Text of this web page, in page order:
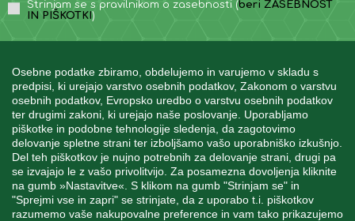
Osebne podatke zbiramo, obdelujemo in varujemo v skladu s
predpisi, ki urejajo varstvo osebnih podatkov, Zakonom o varstvu
osebnih podatkov, Evropsko uredbo o varstvu osebnih podatkov
ter drugimi zakoni, ki urejajo naše poslovanje. Uporabljamo
piškotke in podobne tehnologije sledenja, da zagotovimo
delovanje spletne strani ter izboljšamo vašo uporabniško izkušnjo.
Del teh piškotkov je nujno potrebnih za delovanje strani, drugi pa
se izvajajo le z vašo privolitvijo. Za posamezna dovoljenja kliknite
na gumb »Nastavitve«. S klikom na gumb "Strinjam se" in
"Sprejmi vse in zapri" se strinjate, da z uporabo t.i. piškotkov
razumemo vaše nakupovalne preference in vam tako prikazujemo
Strinjam se s pravilnikom o zasebnosti (beri ZASEBNOST
IN PIŠKOTKI )
INFORMACIJE
MOJ RAČUN
STORITEV ZA STRANKE